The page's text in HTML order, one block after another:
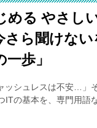
める やさし
さら聞けない
歩」
ッシュレスは不安…」
ITの基本を、専門用語